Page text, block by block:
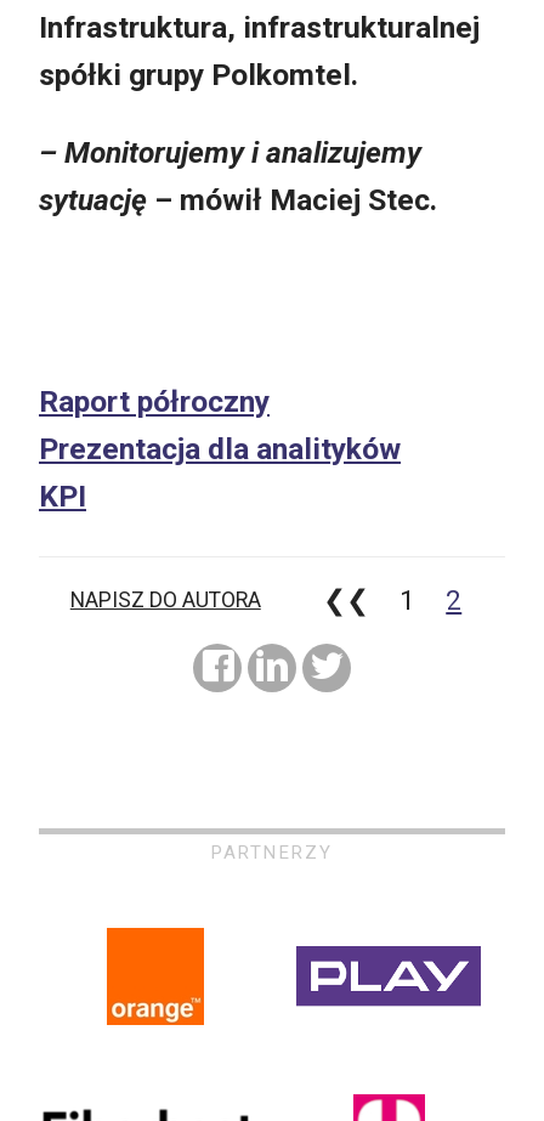
Infrastruktura, infrastrukturalnej
spółki grupy Polkomtel.
– Monitorujemy i analizujemy
sytuację – mówił Maciej Stec.
Raport półroczny
Prezentacja dla analityków
KPI
NAPISZ DO AUTORA ❮❮ 1 2
PARTNERZY